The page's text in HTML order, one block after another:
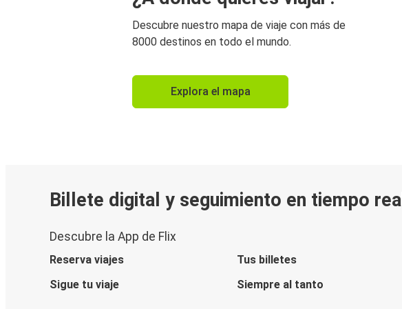
Descubre nuestro mapa de viaje con más de
8000 destinos en todo el mundo.
Explora el mapa
Billete digital y seguimiento en tiempo real
Descubre la App de Flix
Reserva viajes
Tus billetes
Sigue tu viaje
Siempre al tanto